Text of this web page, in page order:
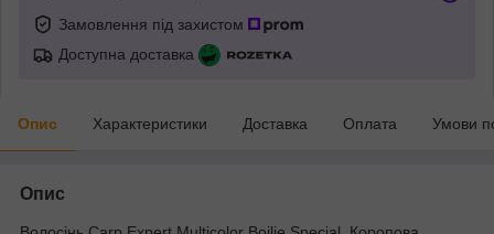
Замовлення під захистом
Доступна доставка
Опис Характеристики Доставка Оплата Умови
Опис